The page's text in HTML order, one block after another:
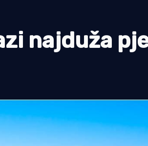
najduža